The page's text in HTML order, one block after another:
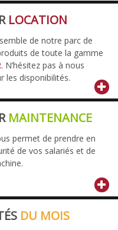
LOCATION
de notre parc de
de toute la gamme
. N’hésitez pas à nous
les disponibilités.
MAINTENANCE
permet de prendre en
de vos salariés et de
DU MOIS